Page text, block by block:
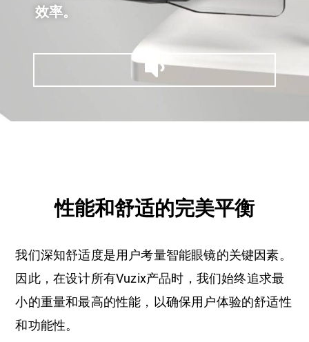
效率。
性能和舒适的完美平衡
我们深知舒适度是用户考量智能眼镜的关键因素。
因此，在设计所有Vuzix产品时，我们始终追求最
小的重量和最高的性能，以确保用户体验的舒适性
和功能性。